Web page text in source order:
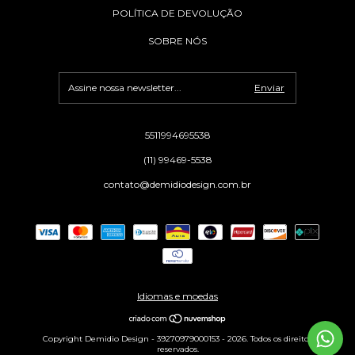
POLÍTICA DE DEVOLUÇÃO
SOBRE NÓS
5511994695538
(11) 99469-5538
contato@demidiodesign.com.br
Idiomas e moedas
Copyright Demidio Design - 39270979000153 - 2026. Todos os direitos
reservados.